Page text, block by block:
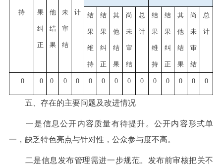
持 果
纠
正
他
结
果
未
审
结
计 结
果
维
持
结
果
纠
正
其
他
结
果
尚
未
审
结
总
计
结
果
维
持
结
果
纠
正
其
他
结
果
尚
未
审
结
总
计
0 0 0 0 0 0 0 0 0 0 0 0 0 0 0
五、存在的主要问题及改进情况
一是信息公开内容质量有待提升。公开内容形式单
一，缺乏特色亮点与针对性，公众参与度不高。
二是信息发布管理需进一步规范。发布前审核把关不